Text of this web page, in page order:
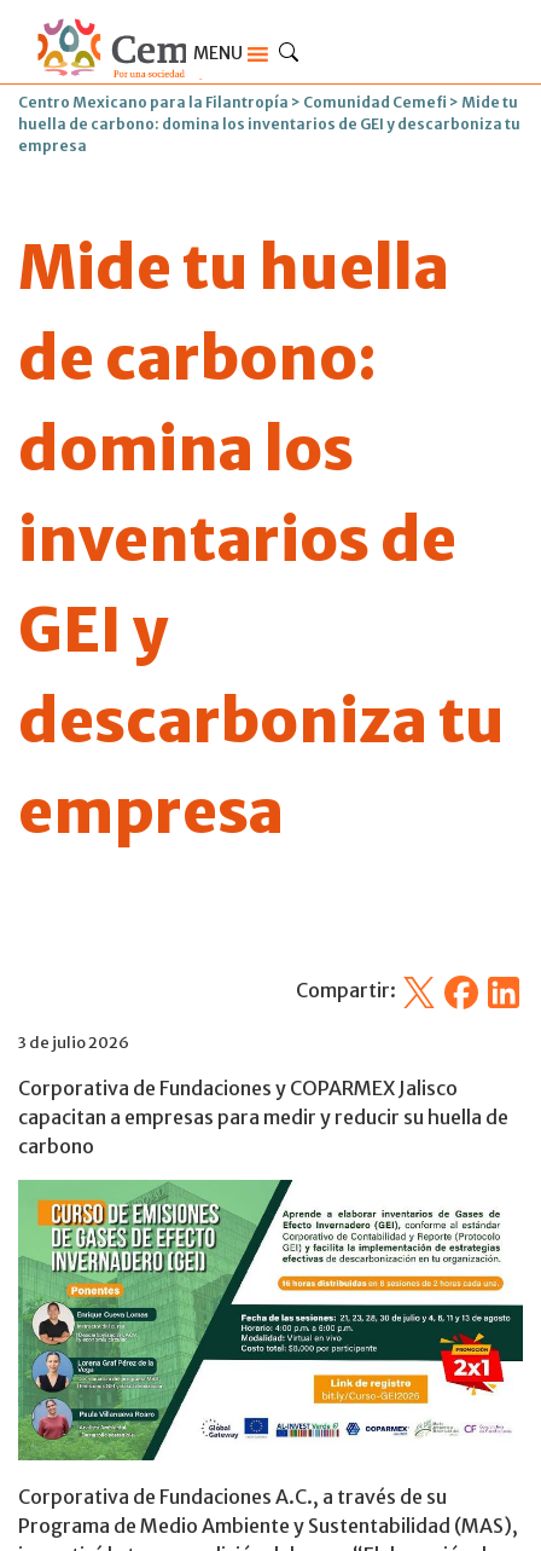
MENU
Centro Mexicano para la Filantropía > Comunidad Cemefi > Mide tu
huella de carbono: domina los inventarios de GEI y descarboniza tu
empresa
Mide tu huella
de carbono:
domina los
inventarios de
GEI y
descarboniza tu
empresa
Compartir: X Facebook
3 de julio 2026
Corporativa de Fundaciones y COPARMEX Jalisco
capacitan a empresas para medir y reducir su huella de
carbono
Corporativa de Fundaciones A.C., a través de su
Programa de Medio Ambiente y Sustentabilidad (MAS),